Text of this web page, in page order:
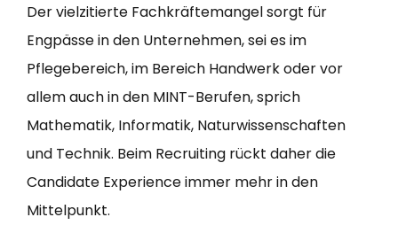
Der vielzitierte Fachkräftemangel sorgt für
Engpässe in den Unternehmen, sei es im
Pflegebereich, im Bereich Handwerk oder vor
allem auch in den MINT-Berufen, sprich
Mathematik, Informatik, Naturwissenschaften
und Technik. Beim Recruiting rückt daher die
Candidate Experience immer mehr in den
Mittelpunkt.